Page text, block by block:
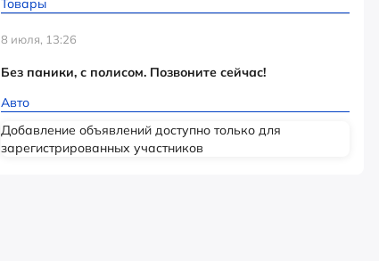
Товары
8 июля, 13:26
Без паники, с полисом. Позвоните сейчас!
Авто
Добавление объявлений доступно только для
зарегистрированных участников